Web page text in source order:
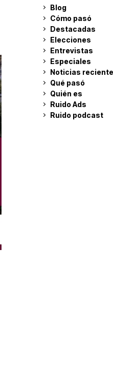
Blog
Cómo pasó
Destacadas
Elecciones
Entrevistas
Especiales
Noticias
Qué pasó
Quién es
Ruido Ads
Ruido podcast